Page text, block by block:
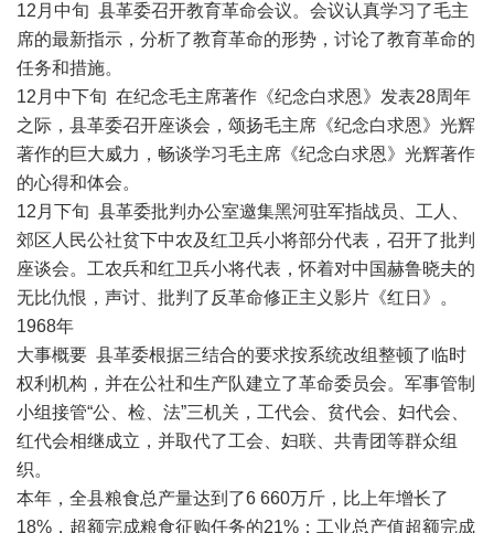
12月中旬 县革委召开教育革命会议。会议认真学习了毛主
席的最新指示，分析了教育革命的形势，讨论了教育革命的
任务和措施。
12月中下旬 在纪念毛主席著作《纪念白求恩》发表28周年
之际，县革委召开座谈会，颂扬毛主席《纪念白求恩》光辉
著作的巨大威力，畅谈学习毛主席《纪念白求恩》光辉著作
的心得和体会。
12月下旬 县革委批判办公室邀集黑河驻军指战员、工人、
郊区人民公社贫下中农及红卫兵小将部分代表，召开了批判
座谈会。工农兵和红卫兵小将代表，怀着对中国赫鲁晓夫的
无比仇恨，声讨、批判了反革命修正主义影片《红日》。
1968年
大事概要 县革委根据三结合的要求按系统改组整顿了临时
权利机构，并在公社和生产队建立了革命委员会。军事管制
小组接管“公、检、法”三机关，工代会、贫代会、妇代会、
红代会相继成立，并取代了工会、妇联、共青团等群众组
织。
本年，全县粮食总产量达到了6 660万斤，比上年增长了
18%，超额完成粮食征购任务的21%；工业总产值超额完成